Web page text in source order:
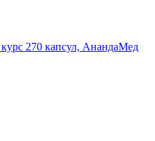
270 капсул, АнандаМед